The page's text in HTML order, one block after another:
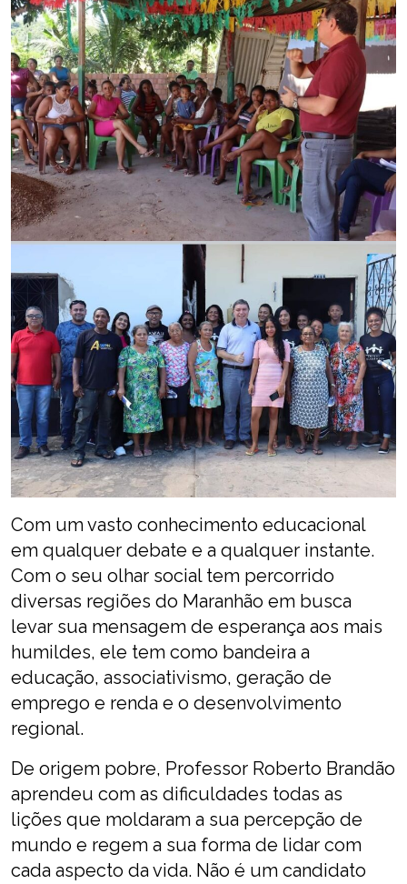
Com um vasto conhecimento educacional
em qualquer debate e a qualquer instante.
Com o seu olhar social tem percorrido
diversas regiões do Maranhão em busca
levar sua mensagem de esperança aos mais
humildes, ele tem como bandeira a
educação, associativismo, geração de
emprego e renda e o desenvolvimento
regional.
De origem pobre, Professor Roberto Brandão
aprendeu com as dificuldades todas as
lições que moldaram a sua percepção de
mundo e regem a sua forma de lidar com
cada aspecto da vida. Não é um candidato